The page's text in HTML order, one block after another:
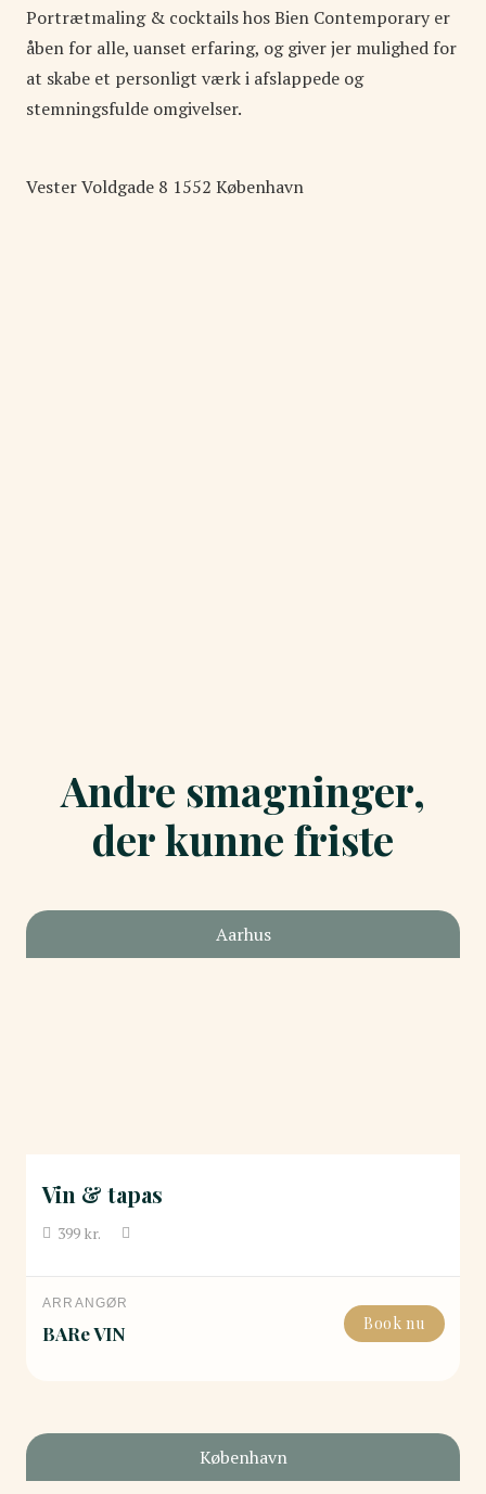
Portrætmaling & cocktails hos Bien Contemporary er
åben for alle, uanset erfaring, og giver jer mulighed for
at skabe et personligt værk i afslappede og
stemningsfulde omgivelser.
Vester Voldgade 8 1552 København
Andre smagninger,
der kunne friste
Aarhus
Vin & tapas
399kr.
ARRANGØR
BARe VIN Book nu
København